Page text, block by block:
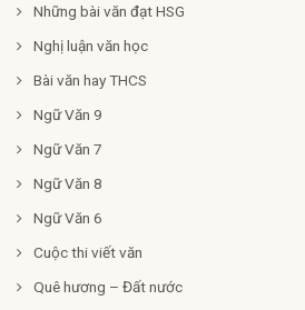
Những bài văn đạt HSG
Nghị luận văn học
Bài văn hay THCS
Ngữ Văn 9
Ngữ Văn 7
Ngữ Văn 8
Ngữ Văn 6
Cuộc thi viết văn
Quê hương – Đất nước